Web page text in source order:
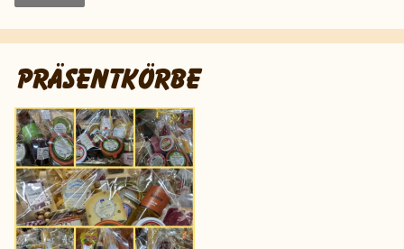
PRÄSENTKÖRBE